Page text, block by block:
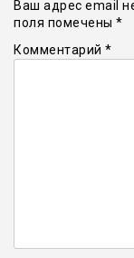
Ваш адрес email
поля помечены *
Комментарий *